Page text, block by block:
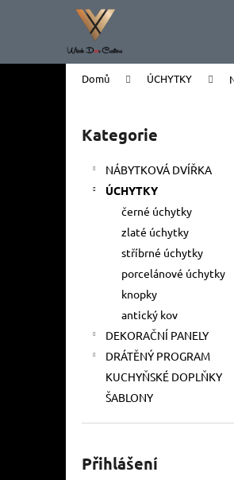
Domů ÚCHYTKY
Přeskočit
kategorie
Kategorie
NÁBYTKOVÁ DVÍŘKA
ÚCHYTKY
černé úchytky
zlaté úchytky
stříbrné úchytky
porcelánové úchytky
knopky
antický kov
DEKORAČNÍ PANELY
DRÁTĚNÝ PROGRAM
KUCHYŇSKÉ DOPLŇKY
ŠABLONY
Přihlášení
í
do
do